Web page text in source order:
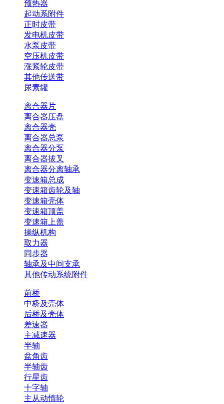
预热器
起动系附件
正时皮带
发电机皮带
水泵皮带
空压机皮带
涨紧轮皮带
其他传送带
尿素罐
离合器片
离合器压盘
离合器壳
离合器总泵
离合器分泵
离合器拔叉
离合器分离轴承
变速箱总成
变速箱齿轮及轴
变速箱壳体
变速箱顶盖
变速箱上盖
操纵机构
取力器
同步器
轴承及中间支承
其他传动系统附件
前桥
中桥及壳体
后桥及壳体
差速器
主减速器
半轴
盆角齿
半轴齿
行星齿
十字轴
主从动惰轮